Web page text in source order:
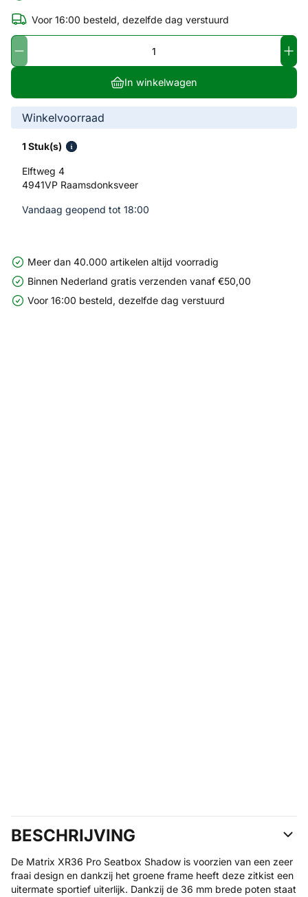
Voor 16:00 besteld, dezelfde dag verstuurd
In winkelwagen
Winkelvoorraad
1 Stuk(s)
Elftweg 4
4941VP Raamsdonksveer
Vandaag geopend tot 18:00
Meer dan 40.000 artikelen altijd voorradig
Binnen Nederland gratis verzenden vanaf €50,00
Voor 16:00 besteld, dezelfde dag verstuurd
BESCHRIJVING
De Matrix XR36 Pro Seatbox Shadow is voorzien van een zeer
fraai design en dankzij het groene frame heeft deze zitkist een
uitermate sportief uiterlijk. Dankzij de 36 mm brede poten staat